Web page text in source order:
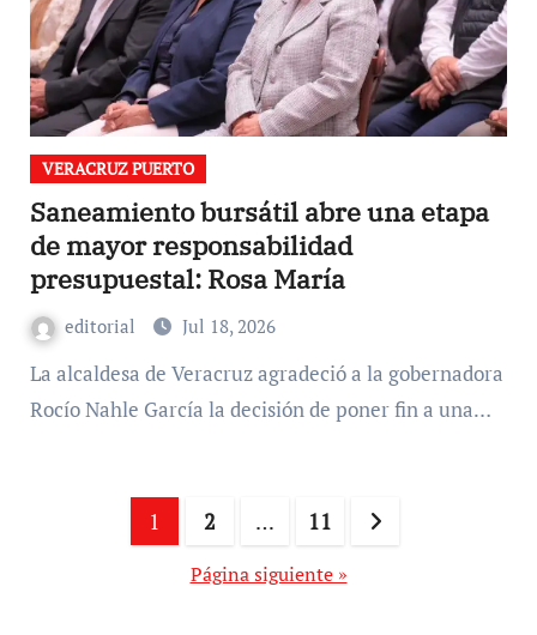
VERACRUZ PUERTO
Saneamiento bursátil abre una etapa
de mayor responsabilidad
presupuestal: Rosa María
editorial Jul 18, 2026
La alcaldesa de Veracruz agradeció a la gobernadora
Rocío Nahle García la decisión de poner fin a una…
Paginación
1 2 … 11
Página siguiente »